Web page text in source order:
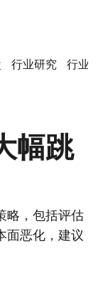
行业研究 行业
幅跳
略，包括评估
面恶化，建议